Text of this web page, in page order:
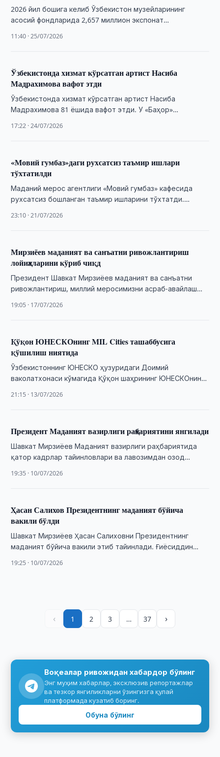
2026 йил бошига келиб Ўзбекистон музейларининг
асосий фондларида 2,657 миллион экспонат
экскурсия ўтказилди.
11:40 · 25/07/2026
Ўзбекистонда хизмат кўрсатган артист Насиба
Мадрахимова вафот этди
Ўзбекистонда хизмат кўрсатган артист Насиба
Мадрахимова 81 ёшида вафот этди. У «Баҳор»
санъати ривожига …
17:22 · 24/07/2026
«Мовий гумбаз»даги рухсатсиз таъмир ишлари
тўхтатилди
Маданий мерос агентлиги «Мовий гумбаз» кафесида
рухсатсиз бошланган таъмир ишларини тўхтатди.
ҳисобланади.
23:10 · 21/07/2026
Мирзиёев маданият ва санъатни ривожлантириш
лойиҳаларини кўриб чиқд
Президент Шавкат Мирзиёев маданият ва санъатни
ривожлантириш, миллий меросимизни асраб-авайлаш
лойиҳа ва тадбирлар …
19:05 · 17/07/2026
Қўқон ЮНЕСКОнинг MIL Cities ташаббусига
қўшилиш ниятида
Ўзбекистоннинг ЮНЕСКО ҳузуридаги Доимий
ваколатхонаси кўмагида Қўқон шаҳрининг ЮНЕСКОнинг
ташаббусига қўшилиш истиқболларига бағишланган …
21:15 · 13/07/2026
Президент Маданият вазирлиги раҳбариятини янгилади
Шавкат Мирзиёев Маданият вазирлиги раҳбариятида
қатор кадрлар тайинловлари ва лавозимдан озод
19:35 · 10/07/2026
Ҳасан Салихов Президентнинг маданият бўйича
вакили бўлди
Шавкат Мирзиёев Ҳасан Салиховни Президентнинг
маданият бўйича вакили этиб тайинлади. Ғиёсиддин
19:25 · 10/07/2026
‹ 1 2 3 … 37 ›
Воқеалар ривожидан хабардор бўлинг
Энг муҳим хабарлар, эксклюзив репортажлар
ва тезкор янгиликларни ўзингизга қулай
платформада кузатиб боринг.
Обуна бўлинг